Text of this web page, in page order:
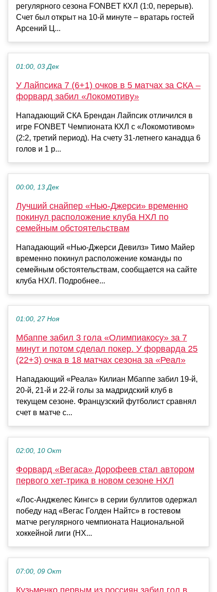
регулярного сезона FONBET КХЛ (1:0, перерыв).
Счет был открыт на 10-й минуте – вратарь гостей
Арсений Ц...
01:00, 03 Дек
У Лайпсика 7 (6+1) очков в 5 матчах за СКА –
форвард забил «Локомотиву»
Нападающий СКА Брендан Лайпсик отличился в
игре FONBET Чемпионата КХЛ с «Локомотивом»
(2:2, третий период). На счету 31-летнего канадца 6
голов и 1 р...
00:00, 13 Дек
Лучший снайпер «Нью‑Джерси» временно
покинул расположение клуба НХЛ по
семейным обстоятельствам
Нападающий «Нью‑Джерси Девилз» Тимо Майер
временно покинул расположение команды по
семейным обстоятельствам, сообщается на сайте
клуба НХЛ. Подробнее...
01:00, 27 Ноя
Мбаппе забил 3 гола «Олимпиакосу» за 7
минут и потом сделал покер. У форварда 25
(22+3) очка в 18 матчах сезона за «Реал»
Нападающий «Реала» Килиан Мбаппе забил 19-й,
20-й, 21-й и 22-й голы за мадридский клуб в
текущем сезоне. Французский футболист сравнял
счет в матче с...
02:00, 10 Окт
Форвард «Вегаса» Дорофеев стал автором
первого хет-трика в новом сезоне НХЛ
«Лос-Анджелес Кингс» в серии буллитов одержал
победу над «Вегас Голден Найтс» в гостевом
матче регулярного чемпионата Национальной
хоккейной лиги (НХ...
07:00, 09 Окт